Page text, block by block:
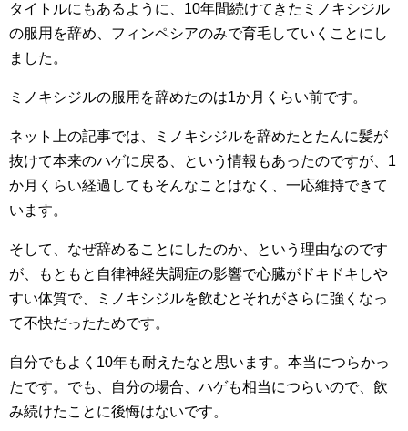
タイトルにもあるように、10年間続けてきたミノキシジル
の服用を辞め、フィンペシアのみで育毛していくことにし
ました。
ミノキシジルの服用を辞めたのは1か月くらい前です。
ネット上の記事では、ミノキシジルを辞めたとたんに髪が
抜けて本来のハゲに戻る、という情報もあったのですが、1
か月くらい経過してもそんなことはなく、一応維持できて
います。
そして、なぜ辞めることにしたのか、という理由なのです
が、もともと自律神経失調症の影響で心臓がドキドキしや
すい体質で、ミノキシジルを飲むとそれがさらに強くなっ
て不快だったためです。
自分でもよく10年も耐えたなと思います。本当につらかっ
たです。でも、自分の場合、ハゲも相当につらいので、飲
み続けたことに後悔はないです。